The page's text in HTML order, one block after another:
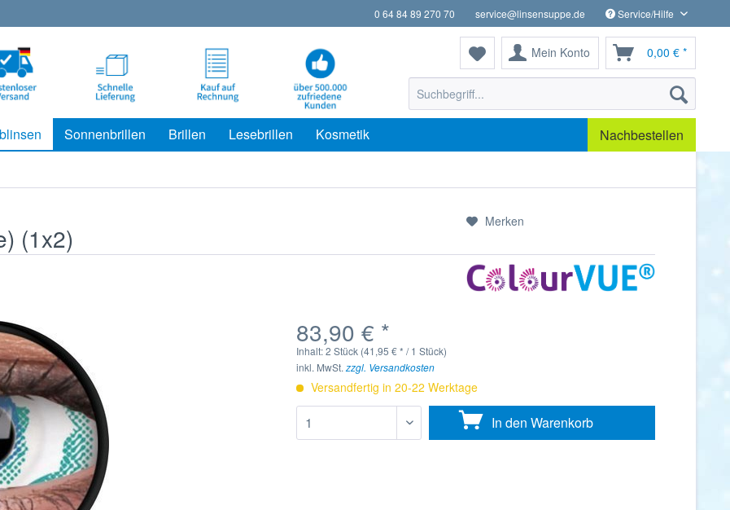
0 64 84 89 270 70 service@linsensuppe.de Service/Hilfe
Mein Konto 0,00 € *
Sonnenbrillen Brillen Lesebrillen Kosmetik Nachbestellen
(1x2)
Merken
83,90 € *
Inhalt:2 Stück (41,95 € * / 1 Stück)
inkl. MwSt.zzgl. Versandkosten
Versandfertig in 20-22 Werktage
In den Warenkorb